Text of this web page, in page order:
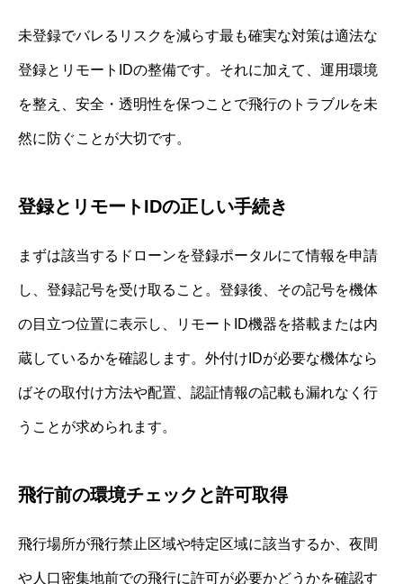
未登録でバレるリスクを減らす最も確実な対策は適法な
登録とリモートIDの整備です。それに加えて、運用環境
を整え、安全・透明性を保つことで飛行のトラブルを未
然に防ぐことが大切です。
登録とリモートIDの正しい手続き
まずは該当するドローンを登録ポータルにて情報を申請
し、登録記号を受け取ること。登録後、その記号を機体
の目立つ位置に表示し、リモートID機器を搭載または内
蔵しているかを確認します。外付けIDが必要な機体なら
ばその取付け方法や配置、認証情報の記載も漏れなく行
うことが求められます。
飛行前の環境チェックと許可取得
飛行場所が飛行禁止区域や特定区域に該当するか、夜間
や人口密集地前での飛行に許可が必要かどうかを確認す